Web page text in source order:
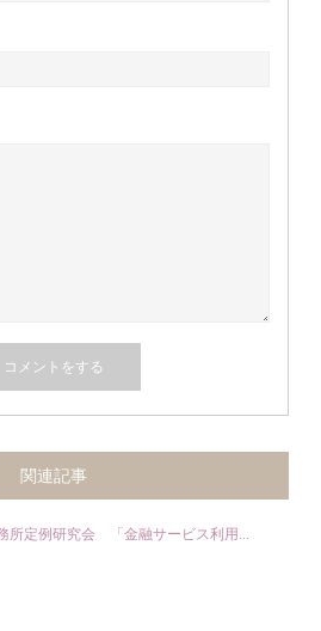
関連記事
所定例研究会 「金融サービス利用...